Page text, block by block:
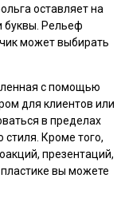
оставляет на
буквы. Рельеф
может выбирать
с помощью
для клиентов или
в пределах
стиля. Кроме того,
презентаций,
вы можете